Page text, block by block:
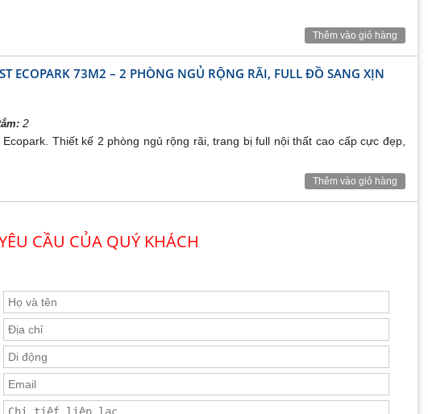
Thêm vào giỏ hàng
ECOPARK 73M2 – 2 PHÒNG NGỦ RỘNG RÃI, FULL ĐỒ SANG XỊN
2
Thiết kế 2 phòng ngủ rộng rãi, trang bị full nội thất cao cấp cực đẹp,
Thêm vào giỏ hàng
CẦU CỦA QUÝ KHÁCH